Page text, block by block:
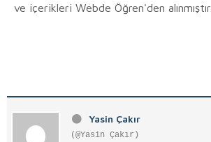
ve içerikleri Webde Öğren'den alınmıştır.
Yasin Çakır
(@Yasin Çakır)